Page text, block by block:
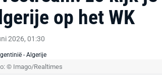
op het WK
2026, 01:30
© Imago/Realtimes